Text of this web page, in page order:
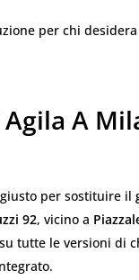
per chi
A
per sostituire il
92, vicino a
tutte le versioni di